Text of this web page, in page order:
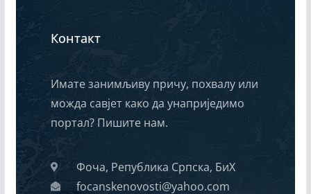
Контакт
Имате занимљиву причу, похвалу или
можда савјет како да унаприједимо
портал? Пишите нам.
Фоча, Република Српска, БиХ
focanskenovosti@yahoo.com